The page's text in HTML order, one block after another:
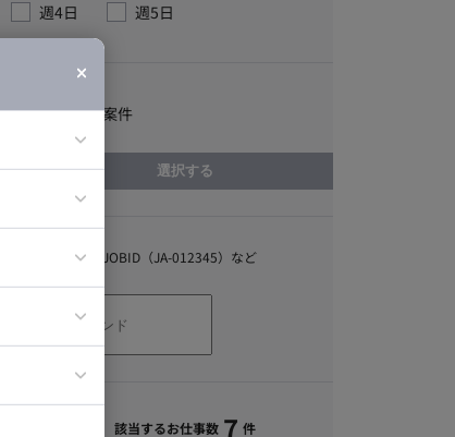
週4日
週5日
こだわり
稼動実績あり案件
選択する
キーワード
スキル、職種、JOBID（JA-012345）など
該当するお仕事数 7 件